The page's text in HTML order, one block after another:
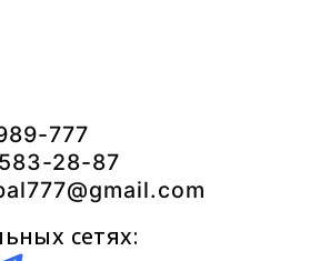
777
28-87
сетях: